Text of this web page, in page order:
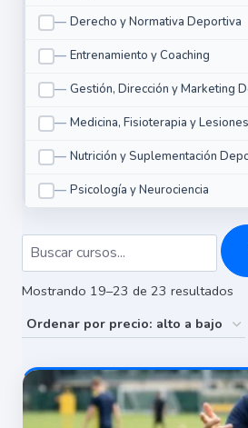
Derecho y Normativa Deportiva
Entrenamiento y Coaching
Gestión, Dirección y Marketing
Medicina, Fisioterapia y
Nutrición y Suplementación
Psicología y Neurociencia
Mostrando 19–23 de 23 resultados
por
a